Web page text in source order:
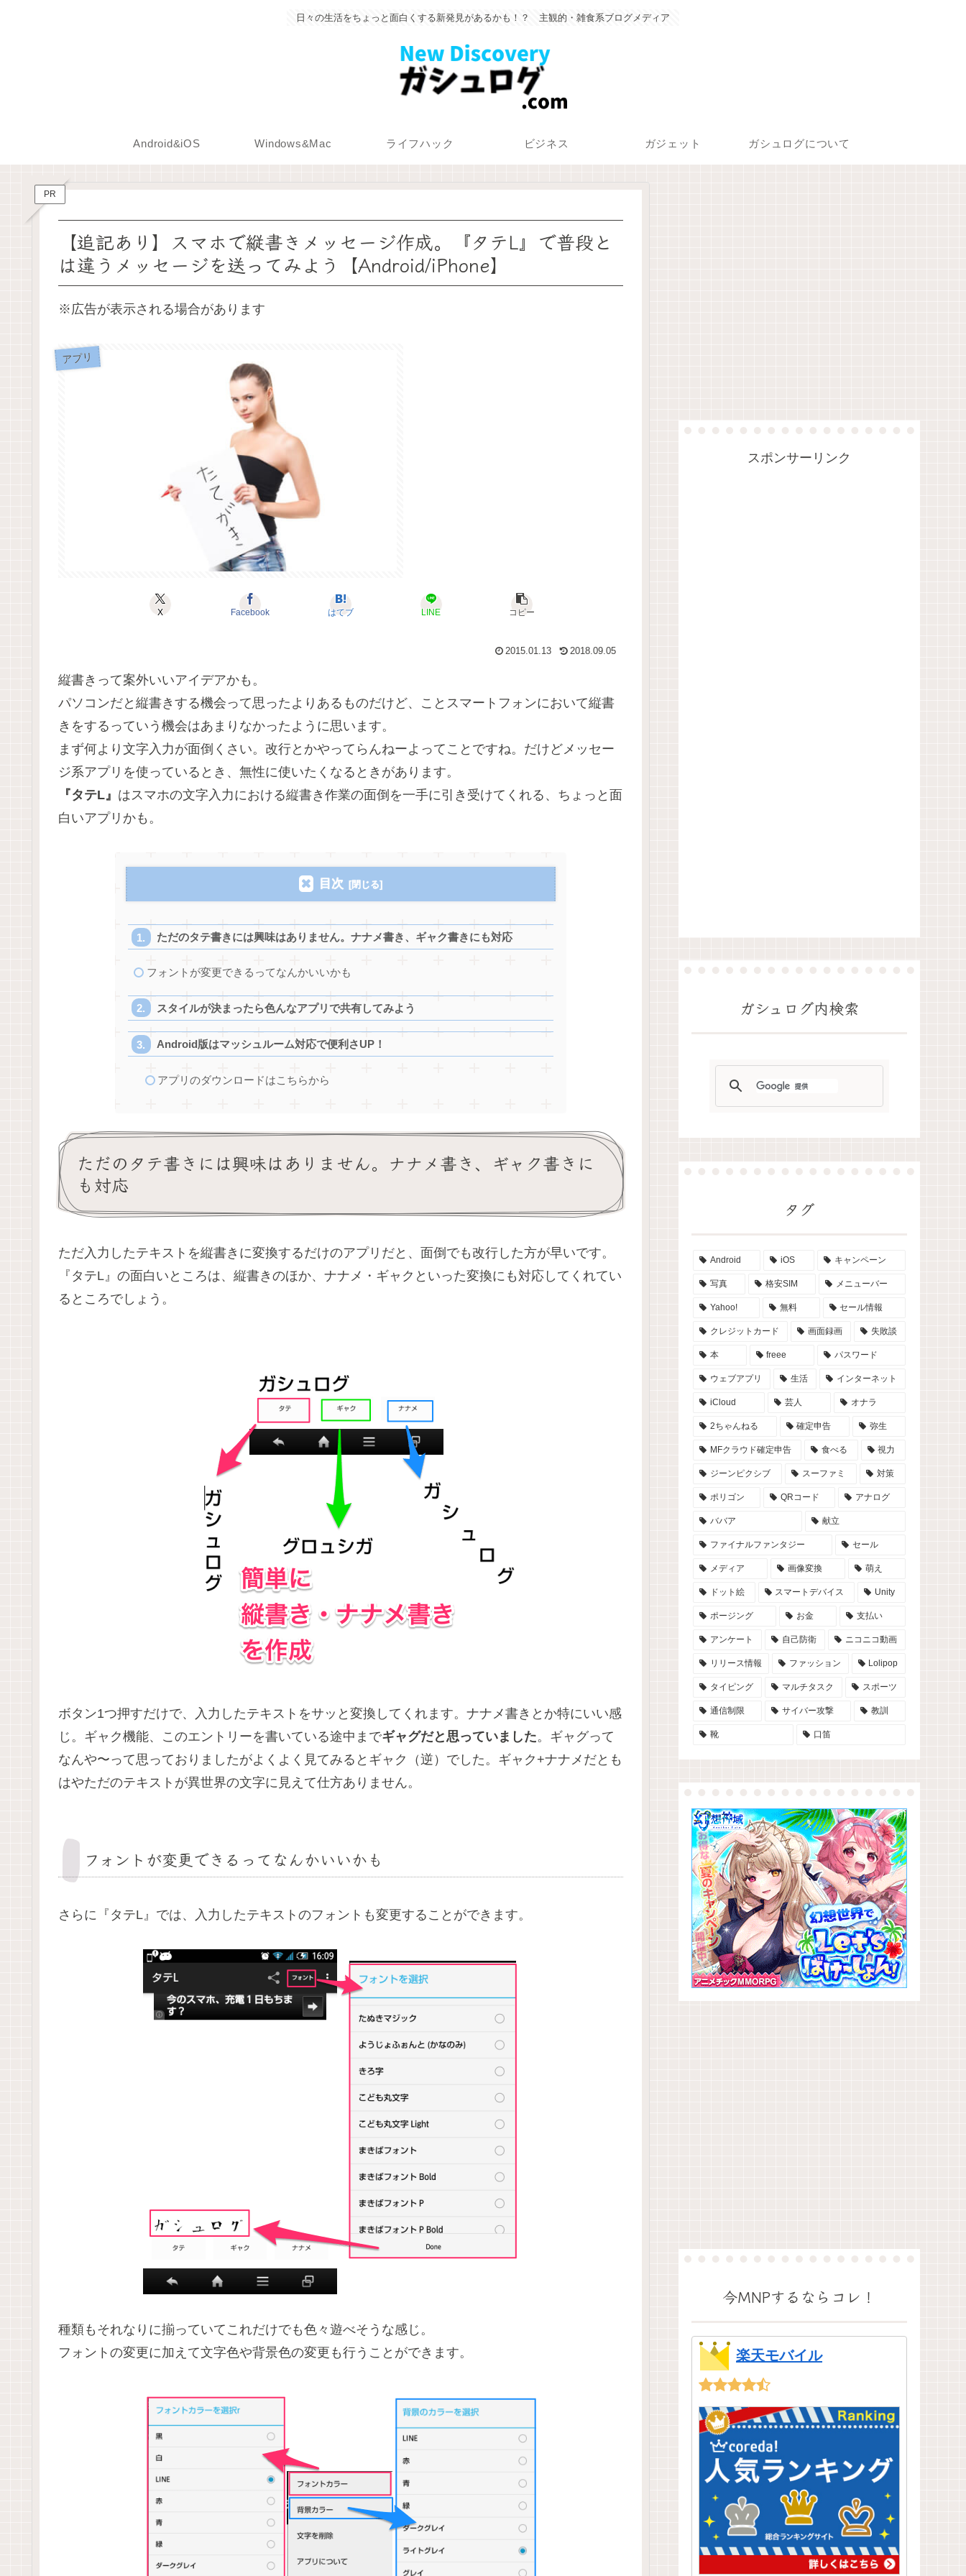
日々の生活をちょっと面白くする新発見があるかも！？ 主観的・雑食系ブログメディア
Android&iOS Windows&Mac ライフハック ビジネス ガジェット ガシュログについて
PR
【追記あり】スマホで縦書きメッセージ作成。『タテL』で普段と
は違うメッセージを送ってみよう【Android/iPhone】
※広告が表示される場合があります
アプリ
X Facebook はてブ LINE コピー
2015.01.13 2018.09.05
縦書きって案外いいアイデアかも。
パソコンだと縦書きする機会って思ったよりあるものだけど、ことスマートフォンにおいて縦書
きをするっていう機会はあまりなかったように思います。
まず何より文字入力が面倒くさい。改行とかやってらんねーよってことですね。だけどメッセー
ジ系アプリを使っているとき、無性に使いたくなるときがあります。
『タテL』 はスマホの文字入力における縦書き作業の面倒を一手に引き受けてくれる、ちょっと面
白いアプリかも。
目次
ただのタテ書きには興味はありません。ナナメ書き、ギャク書きにも対応
フォントが変更できるってなんかいいかも
スタイルが決まったら色んなアプリで共有してみよう
Android版はマッシュルーム対応で便利さUP！
アプリのダウンロードはこちらから
ただのタテ書きには興味はありません。ナナメ書き、ギャク書きに
も対応
ただ入力したテキストを縦書きに変換するだけのアプリだと、面倒でも改行した方が早いです。
『タテL』の面白いところは、縦書きのほか、ナナメ・ギャクといった変換にも対応してくれてい
るところでしょう。
ボタン1つ押すだけで、入力したテキストをサッと変換してくれます。ナナメ書きとか特にいい感
じ。ギャク機能、このエントリーを書いている途中までギャグだと思っていました。ギャグって
なんや〜って思っておりましたがよくよく見てみるとギャク（逆）でした。ギャク+ナナメだとも
はやただのテキストが異世界の文字に見えて仕方ありません。
フォントが変更できるってなんかいいかも
さらに『タテL』では、入力したテキストのフォントも変更することができます。
種類もそれなりに揃っていてこれだけでも色々遊べそうな感じ。
フォントの変更に加えて文字色や背景色の変更も行うことができます。
スポンサーリンク
ガシュログ内検索
タグ
Android iOS キャンペーン
写真 格安SIM メニューバー
Yahoo! 無料 セール情報
クレジットカード 画面録画 失敗談
本 freee パスワード
ウェブアプリ 生活 インターネット
iCloud 芸人 オナラ
2ちゃんねる 確定申告 弥生
MFクラウド確定申告 食べる 視力
ジーンピクシブ スーファミ 対策
ポリゴン QRコード アナログ
ババア 献立
ファイナルファンタジー セール
メディア 画像変換 萌え
ドット絵 スマートデバイス Unity
ポージング お金 支払い
アンケート 自己防衛 ニコニコ動画
リリース情報 ファッション Lolipop
タイピング マルチタスク スポーツ
通信制限 サイバー攻撃 教訓
靴 口笛
今MNPするならコレ！
楽天モバイル